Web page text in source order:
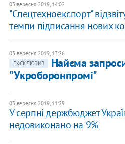
03 вересня 2019, 14:02
"Спецтехноекспорт"
темпи підписання нових
03 вересня 2019, 13:26
ЕКСКЛЮЗИВ
Найєма
"Укроборонпромі"
03 вересня 2019, 11:29
У серпні держбюджет
недовиконано на 9%